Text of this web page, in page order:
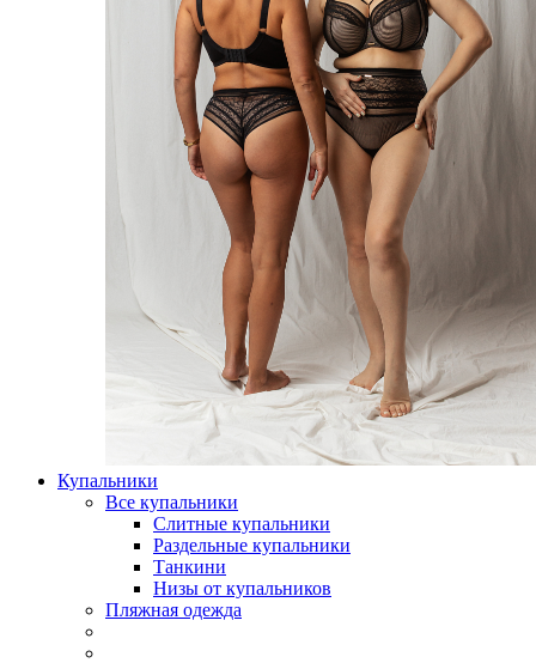
Купальники
Все купальники
Слитные купальники
Раздельные купальники
Танкини
Низы от купальников
Пляжная одежда